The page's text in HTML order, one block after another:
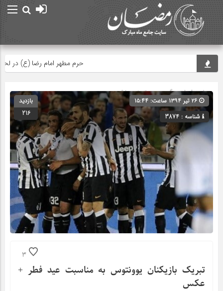
حرم مطهر امام رضا (ع) در لحظه
صفحه اصلی» گروه » دسته‌بندی نشده
شناسه : 3874
بازدید
216
3
تبریک بازیکنان یوونتوس به مناسبت عید فطر +
عکس